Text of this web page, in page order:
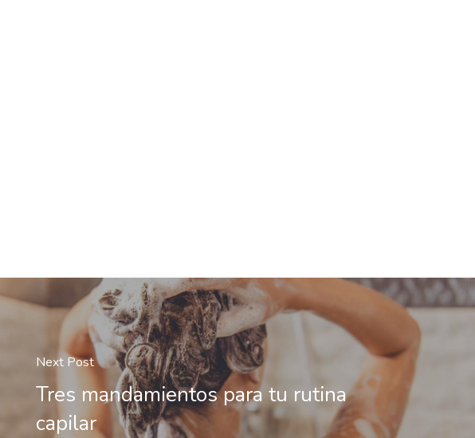
Next Post
Tres mandamientos para tu rutina
capilar